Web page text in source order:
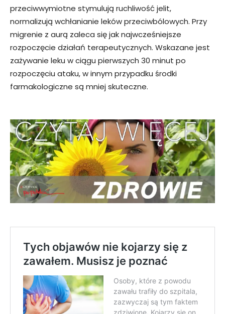
przeciwwymiotne stymulują ruchliwość jelit,
normalizują wchłanianie leków przeciwbólowych. Przy
migrenie z aurą zaleca się jak najwcześniejsze
rozpoczęcie działań terapeutycznych. Wskazane jest
zażywanie leku w ciągu pierwszych 30 minut po
rozpoczęciu ataku, w innym przypadku środki
farmakologiczne są mniej skuteczne.